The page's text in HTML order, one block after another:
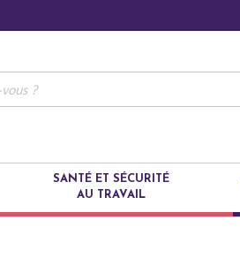
SANTÉ ET SÉCURITÉ
AU TRAVAIL